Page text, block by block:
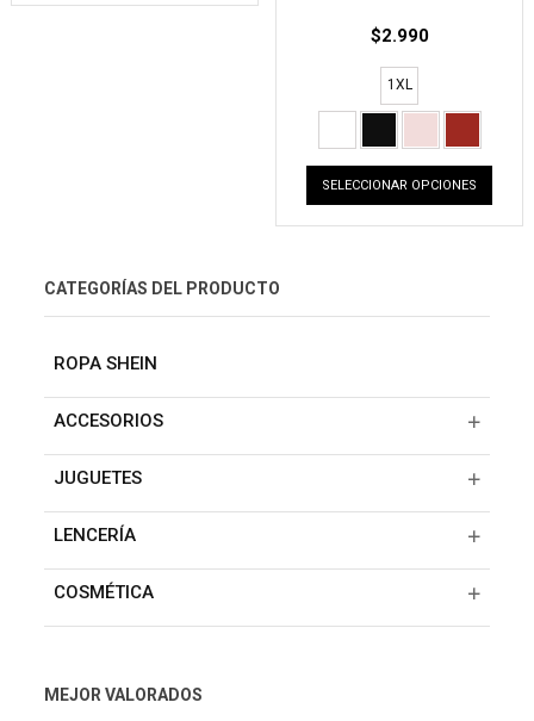
$2.990
1XL
SELECCIONAR OPCIONES
CATEGORÍAS DEL PRODUCTO
ROPA SHEIN
ACCESORIOS
JUGUETES
LENCERÍA
COSMÉTICA
MEJOR VALORADOS